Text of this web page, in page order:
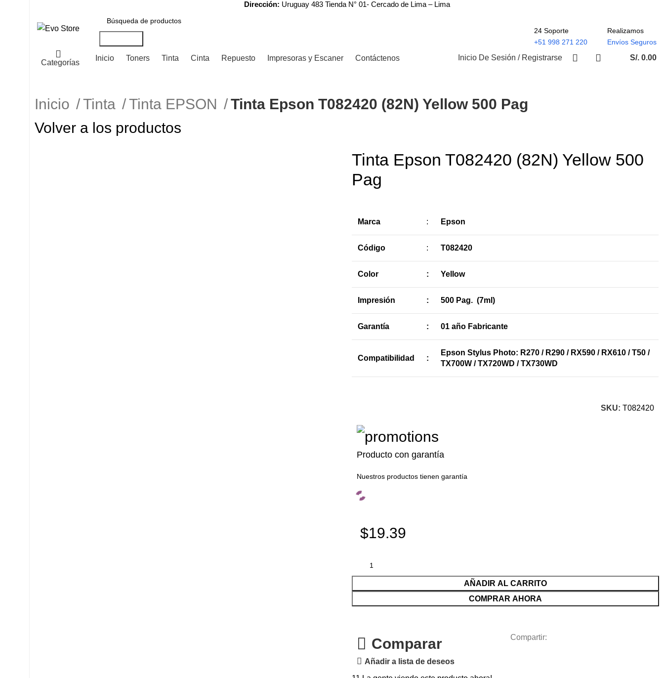
Dirección: Uruguay 483 Tienda N° 01- Cercado de Lima – Lima
24 Soporte
+51 998 271 220
Realizamos
Envíos Seguros
Categorías
Inicio Toners Tinta Cinta Repuesto Impresoras y Escaner Contáctenos Inicio De Sesión / Registrarse S/. 0.00
Inicio Tinta Tinta EPSON
Tinta Epson T082420 (82N) Yellow 500 Pag
Volver a los productos
Tinta Epson T082420 (82N) Yellow 500
Pag
Marca : Epson
Código : T082420
Color : Yellow
Impresión : 500 Pag. (7ml)
Garantía : 01 año Fabricante
Compatibilidad :
Epson Stylus Photo: R270 / R290 / RX590 / RX610 / T50 /
TX700W / TX720WD / TX730WD
SKU: T082420
Producto con garantía
Nuestros productos tienen garantía
$19.39
AÑADIR AL CARRITO
COMPRAR AHORA
Comparar
Añadir a lista de deseos
Compartir: